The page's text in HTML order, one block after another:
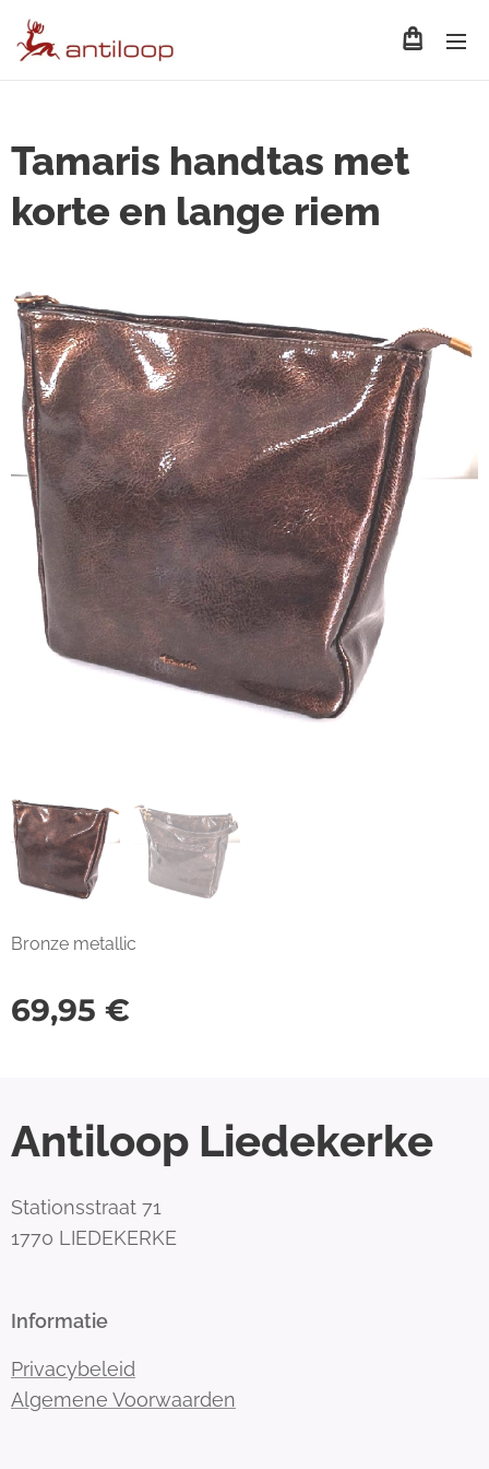
Tamaris handtas met
korte en lange riem
Bronze metallic
69,95 €
Antiloop Liedekerke
Stationsstraat 71
1770 LIEDEKERKE
Informatie
Privacybeleid
Algemene Voorwaarden